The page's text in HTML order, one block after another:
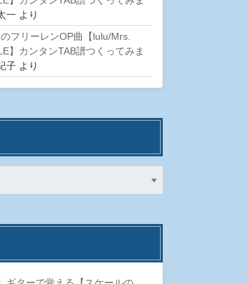
一 より
フリーレンOP曲【lulu/Mrs.
】カンタンTAB譜つくってみま
子 より